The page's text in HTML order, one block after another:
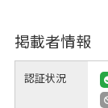
掲載者情報
認証状況